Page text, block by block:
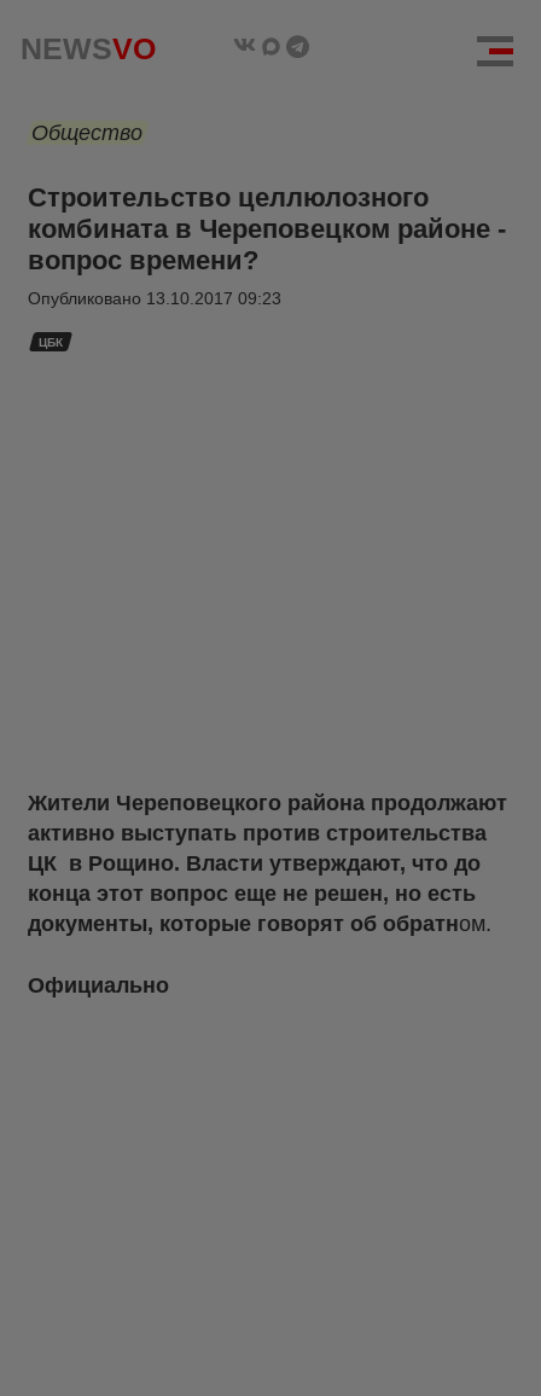
NEWSVO
Общество
Строительство целлюлозного
комбината в Череповецком районе -
вопрос времени?
Опубликовано 13.10.2017 09:23
ЦБК
Жители Череповецкого района продолжают
активно выступать против строительства
ЦК в Рощино. Власти утверждают, что до
конца этот вопрос еще не решен, но есть
документы, которые говорят об обратном.
Официально